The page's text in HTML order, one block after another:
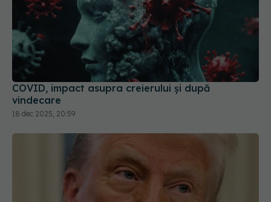
COVID, impact asupra creierului și după
vindecare
18 dec 2025, 20:59